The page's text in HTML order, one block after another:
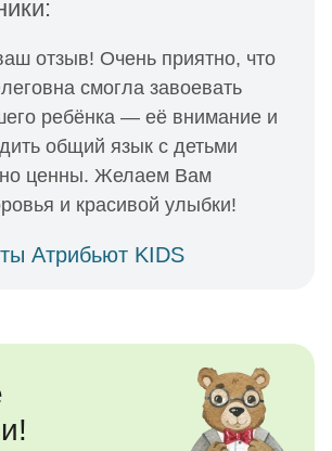
отзыв! Очень приятно, что
смогла завоевать
ребёнка — её внимание и
общий язык с детьми
ценны. Желаем Вам
и красивой улыбки!
Атрибьют KIDS